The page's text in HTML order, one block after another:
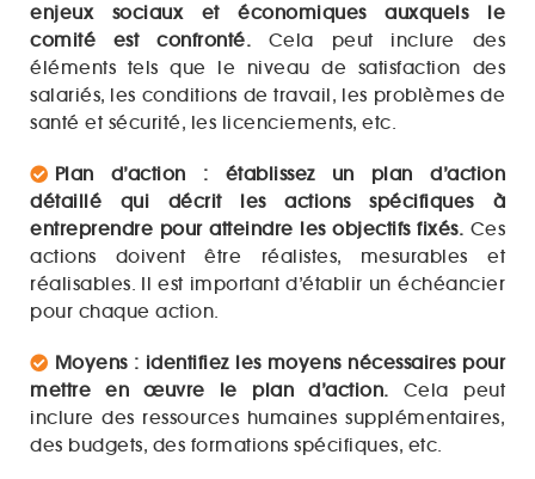
enjeux sociaux et économiques auxquels le
comité est confronté. Cela peut inclure des
éléments tels que le niveau de satisfaction des
salariés, les conditions de travail, les problèmes de
santé et sécurité, les licenciements, etc.
Plan d’action : établissez un plan d’action
détaillé qui décrit les actions spécifiques à
entreprendre pour atteindre les objectifs fixés. Ces
actions doivent être réalistes, mesurables et
réalisables. Il est important d’établir un échéancier
pour chaque action.
Moyens : identifiez les moyens nécessaires pour
mettre en œuvre le plan d’action. Cela peut
inclure des ressources humaines supplémentaires,
des budgets, des formations spécifiques, etc.